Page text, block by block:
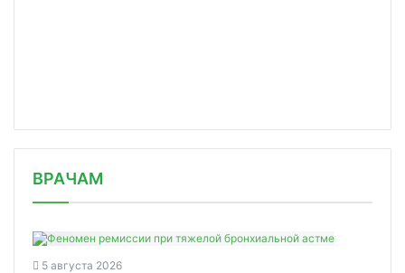
ВРАЧАМ
5 августа 2026